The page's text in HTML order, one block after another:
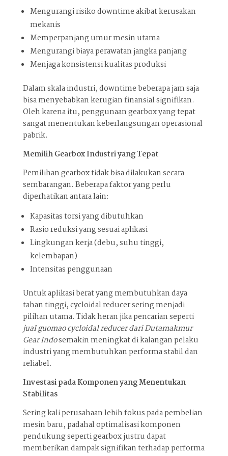
Mengurangi risiko downtime akibat kerusakan
mekanis
Memperpanjang umur mesin utama
Mengurangi biaya perawatan jangka panjang
Menjaga konsistensi kualitas produksi
Dalam skala industri, downtime beberapa jam saja
bisa menyebabkan kerugian finansial signifikan.
Oleh karena itu, penggunaan gearbox yang tepat
sangat menentukan keberlangsungan operasional
pabrik.
Memilih Gearbox Industri yang Tepat
Pemilihan gearbox tidak bisa dilakukan secara
sembarangan. Beberapa faktor yang perlu
diperhatikan antara lain:
Kapasitas torsi yang dibutuhkan
Rasio reduksi yang sesuai aplikasi
Lingkungan kerja (debu, suhu tinggi,
kelembapan)
Intensitas penggunaan
Untuk aplikasi berat yang membutuhkan daya
tahan tinggi, cycloidal reducer sering menjadi
pilihan utama. Tidak heran jika pencarian seperti
jual guomao cycloidal reducer dari Dutamakmur
Gear Indosemakin meningkat di kalangan pelaku
industri yang membutuhkan performa stabil dan
reliabel.
Investasi pada Komponen yang Menentukan
Stabilitas
Sering kali perusahaan lebih fokus pada pembelian
mesin baru, padahal optimalisasi komponen
pendukung seperti gearbox justru dapat
memberikan dampak signifikan terhadap performa